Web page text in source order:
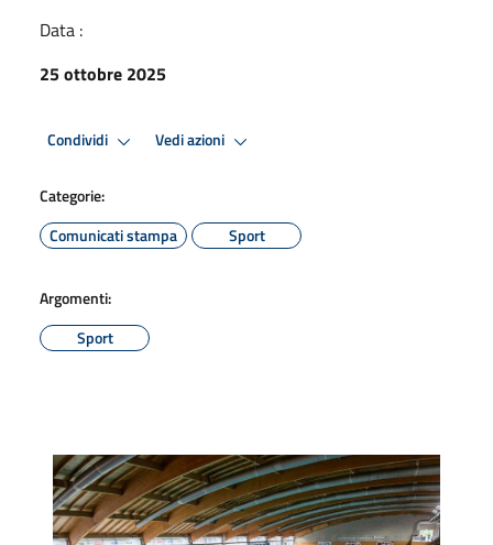
Data :
25 ottobre 2025
Condividi Vedi azioni
Categorie:
Comunicati stampa
Sport
Argomenti:
Sport